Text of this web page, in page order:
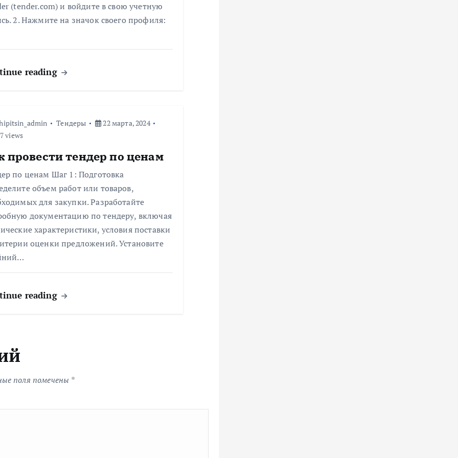
(tender.com) и войдите в свою учетную
2. Нажмите на значок своего профиля:
reading
Тендеры
22 марта, 2024
views
провести тендер по ценам
по ценам Шаг 1: Подготовка
объем работ или товаров,
для закупки. Разработайте
документацию по тендеру, включая
характеристики, условия поставки
оценки предложений. Установите
reading
поля помечены *